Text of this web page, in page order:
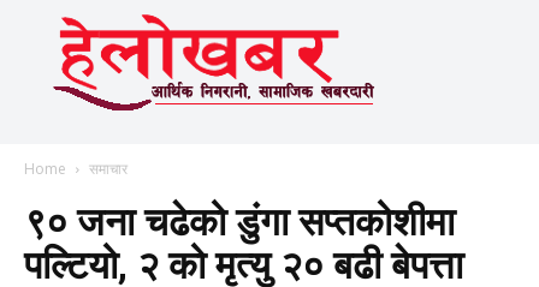
Home समाचार
९० जना चढेको डुंगा सप्तकोशीमा
पल्टियो, २ को मृत्यु २० बढी बेपत्ता